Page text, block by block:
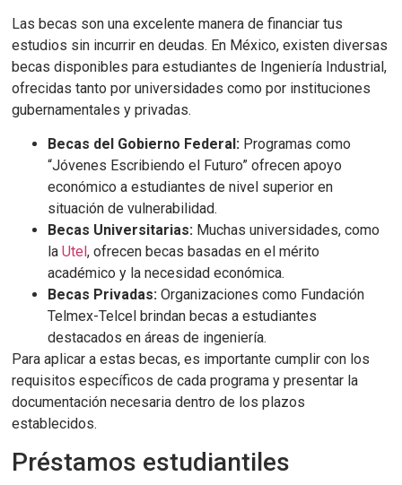
Las becas son una excelente manera de financiar tus
estudios sin incurrir en deudas. En México, existen diversas
becas disponibles para estudiantes de Ingeniería Industrial,
ofrecidas tanto por universidades como por instituciones
gubernamentales y privadas.
Becas del Gobierno Federal: Programas como
“Jóvenes Escribiendo el Futuro” ofrecen apoyo
económico a estudiantes de nivel superior en
situación de vulnerabilidad.
Becas Universitarias: Muchas universidades, como
laUtel, ofrecen becas basadas en el mérito
académico y la necesidad económica.
Becas Privadas: Organizaciones como Fundación
Telmex-Telcel brindan becas a estudiantes
destacados en áreas de ingeniería.
Para aplicar a estas becas, es importante cumplir con los
requisitos específicos de cada programa y presentar la
documentación necesaria dentro de los plazos
establecidos.
Préstamos estudiantiles